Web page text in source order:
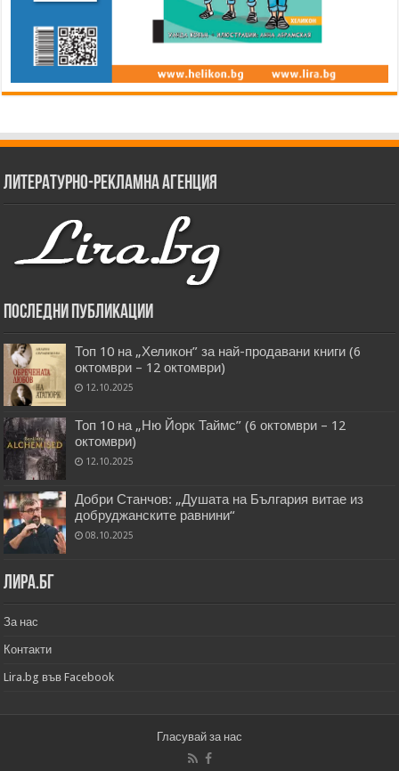
Литературно-рекламна агенция
Последни публикации
Топ 10 на „Хеликон” за най-продавани книги (6
октомври – 12 октомври)
12.10.2025
Топ 10 на „Ню Йорк Таймс” (6 октомври – 12
октомври)
12.10.2025
Добри Станчов: „Душата на България витае из
добруджанските равнини“
08.10.2025
Лира.бг
За нас
Контакти
Lira.bg във Facebook
Гласувай за нас